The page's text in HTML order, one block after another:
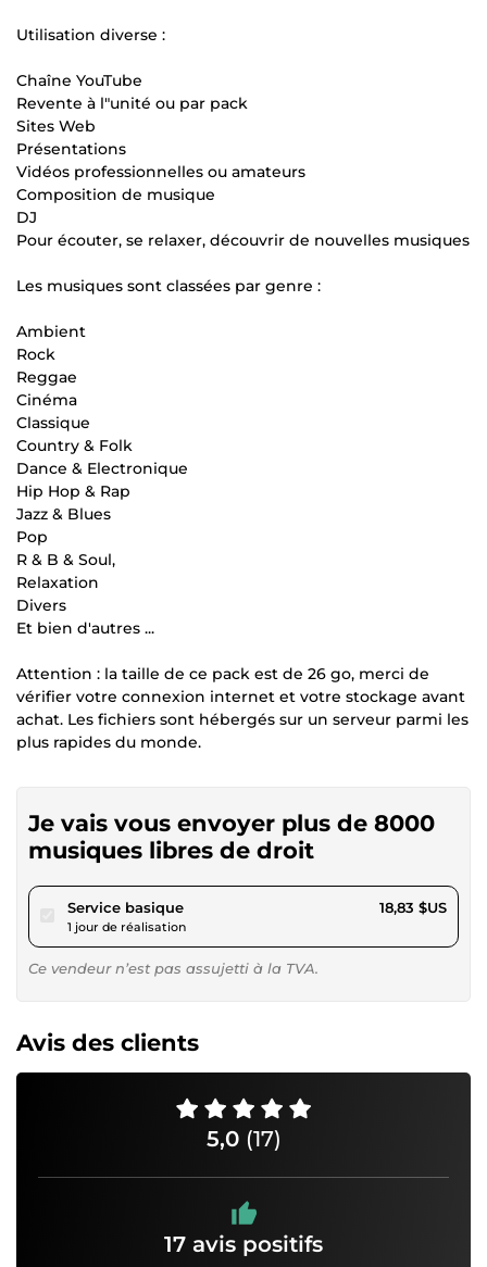
Utilisation diverse :
Chaîne YouTube
Revente à l"unité ou par pack
Sites Web
Présentations
Vidéos professionnelles ou amateurs
Composition de musique
DJ
Pour écouter, se relaxer, découvrir de nouvelles musiques
Les musiques sont classées par genre :
Ambient
Rock
Reggae
Cinéma
Classique
Country & Folk
Dance & Electronique
Hip Hop & Rap
Jazz & Blues
Pop
R & B & Soul,
Relaxation
Divers
Et bien d'autres ...
Attention : la taille de ce pack est de 26 go, merci de
vérifier votre connexion internet et votre stockage avant
achat. Les fichiers sont hébergés sur un serveur parmi les
plus rapides du monde.
Je vais vous envoyer plus de 8000
musiques libres de droit
Service basiquepour 17,35 $US
1 jour de réalisation
18,83 $US
Ce vendeur n’est pas assujetti à la TVA.
Avis des clients
5,0 (17)
17 avis positifs